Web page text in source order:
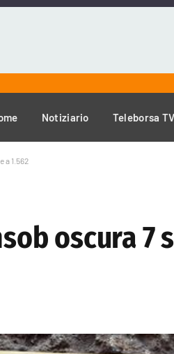
Notiziario Teleborsa TV
a 1.562
oscura 7